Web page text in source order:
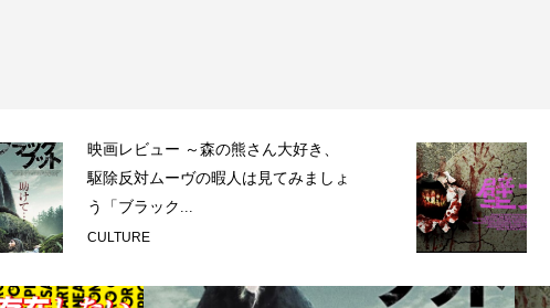
映画レビュー ～森の熊さん大好き、
駆除反対ムーヴの暇人は見てみましょ
う「ブラック...
CULTURE